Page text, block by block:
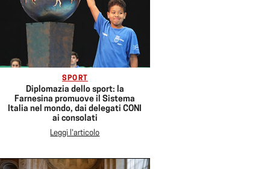
SPORT
Diplomazia dello sport: la
Farnesina promuove il Sistema
Italia nel mondo, dai delegati CONI
ai consolati
Leggi l'articolo